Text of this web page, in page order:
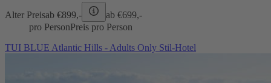
Alter Preisab €899,- ab €699,-
pro PersonPreis pro Person
TUI BLUE Atlantic Hills - Adults Only Stil-Hotel